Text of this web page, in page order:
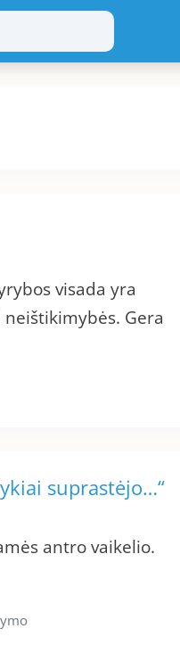
visada yra
Gera
suprastėjo…“
antro vaikelio.